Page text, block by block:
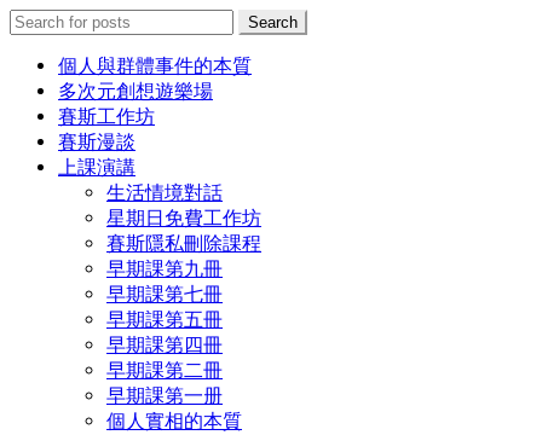
Search
for:
Search
個人與群體事件的本質
多次元創想遊樂場
賽斯工作坊
賽斯漫談
上課演講
生活情境對話
星期日免費工作坊
賽斯隱私刪除課程
早期課第九冊
早期課第七冊
早期課第五冊
早期課第四冊
早期課第二冊
早期課第一册
個人實相的本質